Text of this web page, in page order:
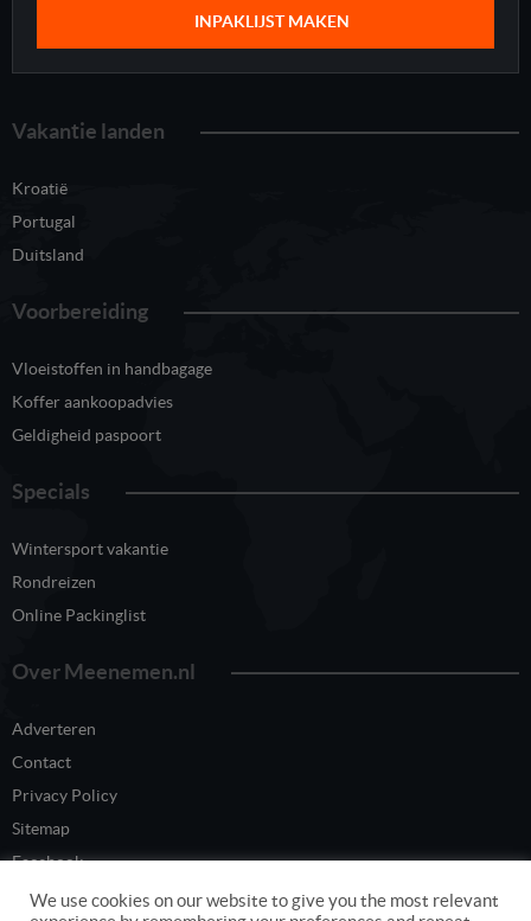
INPAKLIJST MAKEN
Vakantie landen
Kroatië
Portugal
Duitsland
Voorbereiding
Vloeistoffen in handbagage
Koffer aankoopadvies
Geldigheid paspoort
Specials
Wintersport vakantie
Rondreizen
Online Packinglist
Over Meenemen.nl
Adverteren
Contact
Privacy Policy
Sitemap
Facebook
Twitter
We use cookies on our website to give you the most relevant